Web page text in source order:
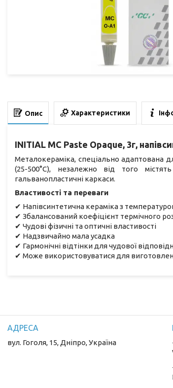
Опис Характеристики
INITIAL MC Paste Opaque, 3г,
Металокераміка, спеціально адаптована
(25-500°C), незалежно від того
гальванопластичні каркаси.
Властивості та переваги
✔ Напівсинтетична кераміка з
✔ Збалансований коефіцієнт термічного
✔ Чудові фізичні та оптичні властивості
✔ Надзвичайно мала усадка
✔ Гармонічні відтінки для чудової
✔ Може використовуватися для
вул. Гоголя, 15, Дніпро, Україна